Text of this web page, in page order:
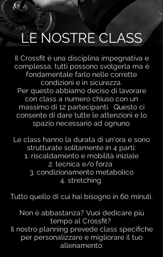
LE NOSTRE CLASS
Il Crossfit è una disciplina impegnativa e
complessa, tutti possono svolgerla ma è
fondamentale farlo nelle corrette
condizioni e in sicurezza.
Per questo abbiamo deciso di lavorare
con class a numero chiuso con un
massimo di 12 partecipanti. Questo ci
consente di dare tutte le attenzioni e lo
spazio necessario ad ognuno.
Le class hanno la durata di un'ora e sono
strutturate solitamente in 4 parti:
1. riscaldamento e mobilità iniziale
2. tecnica e/o forza
3. condizionamento metabolico
4. stretching
Tutto quello di cui hai bisogno in 60 minuti.
Non è abbastanza? Vuoi dedicare più
tempo al Crossfit?
Il nostro planning prevede class specifiche
per personalizzare e migliorare il tuo
allenamento: